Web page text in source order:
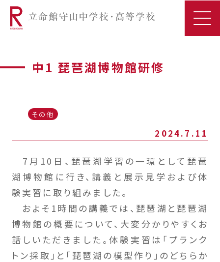
中1 琵琶湖博物館研修
その他
2024.7.11
7月10日、琵琶湖学習の一環として琵琶
湖博物館に行き、講義と展示見学および体
験実習に取り組みました。
およそ1時間の講義では、琵琶湖と琵琶湖
博物館の概要について、大変分かりやすくお
話しいただきました。体験実習は「プランク
トン採取」と「琵琶湖の模型作り」のどちらか